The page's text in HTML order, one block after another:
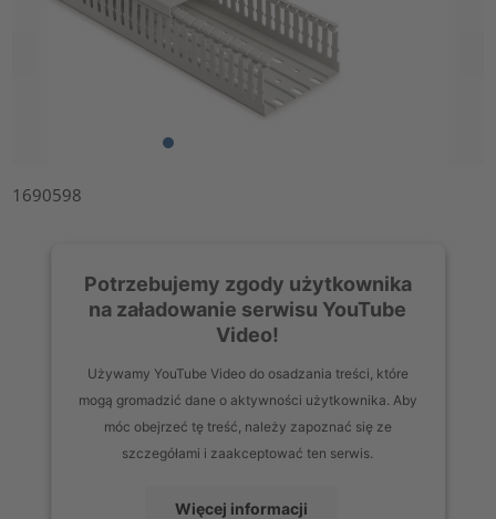
1690598
Potrzebujemy zgody użytkownika
na załadowanie serwisu YouTube
Video!
Używamy YouTube Video do osadzania treści, które
mogą gromadzić dane o aktywności użytkownika. Aby
móc obejrzeć tę treść, należy zapoznać się ze
szczegółami i zaakceptować ten serwis.
Więcej informacji